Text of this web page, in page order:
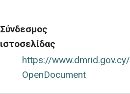
Σύνδεσμος
ιστοσελίδας
https://
OpenDocument